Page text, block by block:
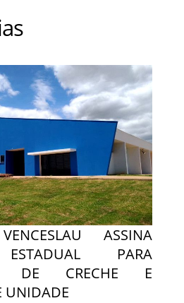
ASSINA
PARA
DE CRECHE E
UNIDADE